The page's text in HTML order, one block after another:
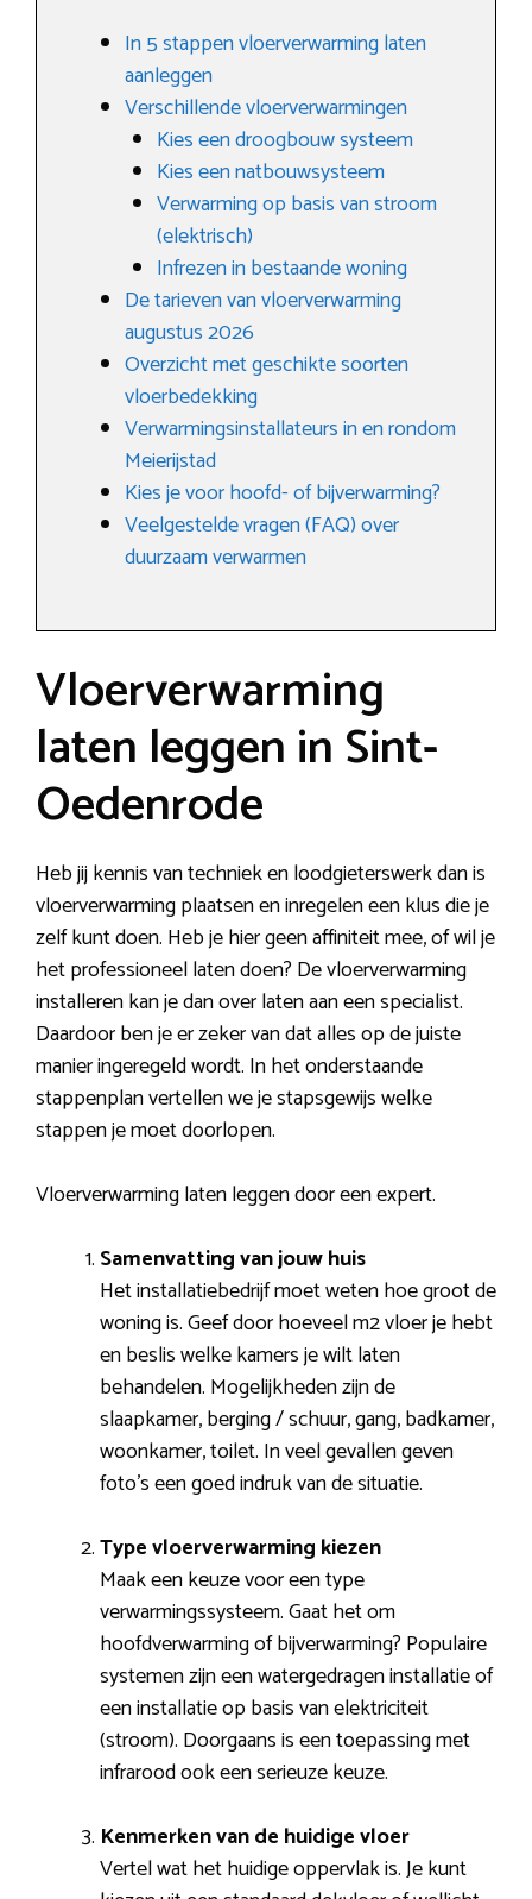
In 5 stappen vloerverwarming laten
aanleggen
Verschillende vloerverwarmingen
Kies een droogbouw systeem
Kies een natbouwsysteem
Verwarming op basis van stroom
(elektrisch)
Infrezen in bestaande woning
De tarieven van vloerverwarming
augustus 2026
Overzicht met geschikte soorten
vloerbedekking
Verwarmingsinstallateurs in en rondom
Meierijstad
Kies je voor hoofd- of bijverwarming?
Veelgestelde vragen (FAQ) over
duurzaam verwarmen
Vloerverwarming
laten leggen in Sint-
Oedenrode
Heb jij kennis van techniek en loodgieterswerk dan is
vloerverwarming plaatsen en inregelen een klus die je
zelf kunt doen. Heb je hier geen affiniteit mee, of wil je
het professioneel laten doen? De vloerverwarming
installeren kan je dan over laten aan een specialist.
Daardoor ben je er zeker van dat alles op de juiste
manier ingeregeld wordt. In het onderstaande
stappenplan vertellen we je stapsgewijs welke
stappen je moet doorlopen.
Vloerverwarming laten leggen door een expert.
Samenvatting van jouw huis
Het installatiebedrijf moet weten hoe groot de
woning is. Geef door hoeveel m2 vloer je hebt
en beslis welke kamers je wilt laten
behandelen. Mogelijkheden zijn de
slaapkamer, berging / schuur, gang, badkamer,
woonkamer, toilet. In veel gevallen geven
foto’s een goed indruk van de situatie.
Type vloerverwarming kiezen
Maak een keuze voor een type
verwarmingssysteem. Gaat het om
hoofdverwarming of bijverwarming? Populaire
systemen zijn een watergedragen installatie of
een installatie op basis van elektriciteit
(stroom). Doorgaans is een toepassing met
infrarood ook een serieuze keuze.
Kenmerken van de huidige vloer
Vertel wat het huidige oppervlak is. Je kunt